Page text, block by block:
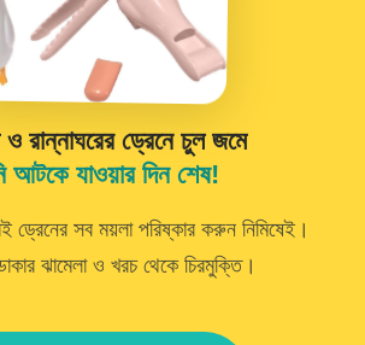
রান্নাঘরের ড্রেনে চুল জমে
আটকে যাওয়ার দিন শেষ!
ড্রেনের সব ময়লা পরিষ্কার করুন নিমিষেই।
ঝামেলা ও খরচ থেকে চিরমুক্তি।